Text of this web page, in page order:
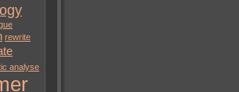
rewrite
analyse